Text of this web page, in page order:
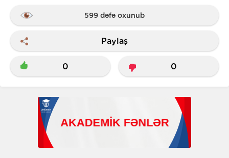
599 dəfə oxunub
Paylaş
0 0